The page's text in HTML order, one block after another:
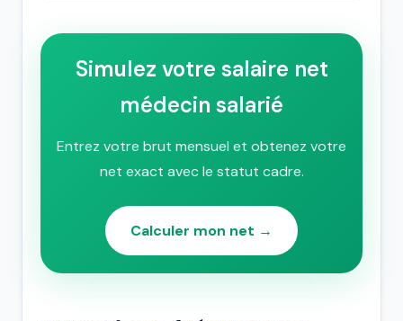
Simulez votre salaire net
médecin salarié
Entrez votre brut mensuel et obtenez votre
net exact avec le statut cadre.
Calculer mon net →